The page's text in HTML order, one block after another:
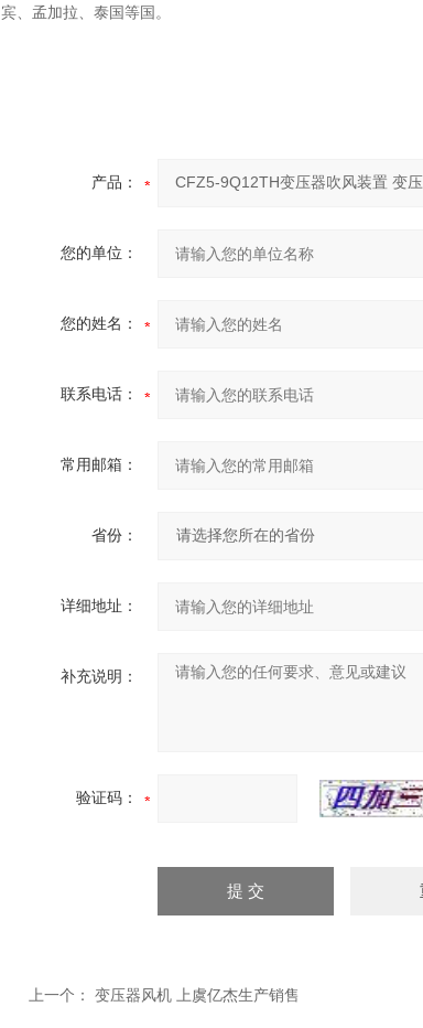
宾、孟加拉、泰国等国。
产品：
您的单位：
您的姓名：
联系电话：
常用邮箱：
省份：
详细地址：
补充说明：
验证码：
上一个： 变压器风机 上虞亿杰生产销售